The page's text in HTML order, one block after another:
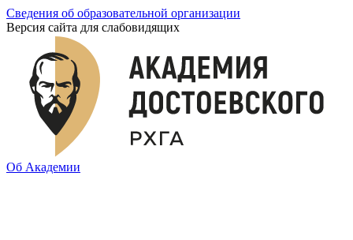
Сведения об образовательной организации
Версия сайта для слабовидящих
Об Академии